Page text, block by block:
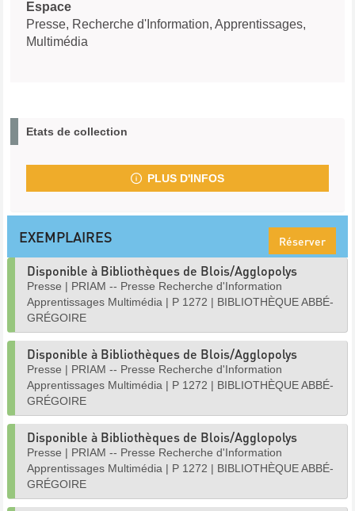
Espace
Presse, Recherche d'Information, Apprentissages,
Multimédia
Etats de collection
PLUS D'INFOS
EXEMPLAIRES Réserver
Disponible à Bibliothèques de Blois/Agglopolys
Presse | PRIAM -- Presse Recherche d'Information
Apprentissages Multimédia | P 1272 | BIBLIOTHÈQUE ABBÉ-
GRÉGOIRE
Disponible à Bibliothèques de Blois/Agglopolys
Presse | PRIAM -- Presse Recherche d'Information
Apprentissages Multimédia | P 1272 | BIBLIOTHÈQUE ABBÉ-
GRÉGOIRE
Disponible à Bibliothèques de Blois/Agglopolys
Presse | PRIAM -- Presse Recherche d'Information
Apprentissages Multimédia | P 1272 | BIBLIOTHÈQUE ABBÉ-
GRÉGOIRE